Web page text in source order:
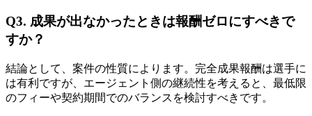
Q3. 成果が出なかったときは報酬ゼロにすべきで
すか？
結論として、案件の性質によります。完全成果報酬は選手に
は有利ですが、エージェント側の継続性を考えると、最低限
のフィーや契約期間でのバランスを検討すべきです。